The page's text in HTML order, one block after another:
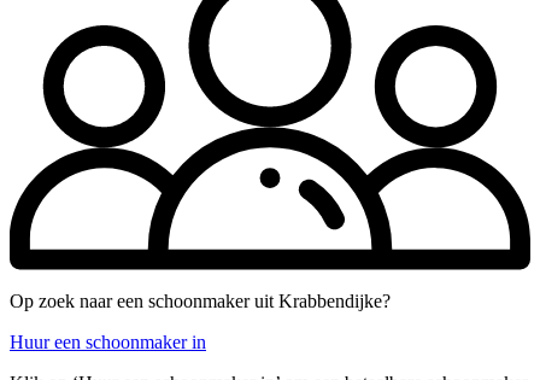
Op zoek naar een schoonmaker uit Krabbendijke?
Huur een schoonmaker in